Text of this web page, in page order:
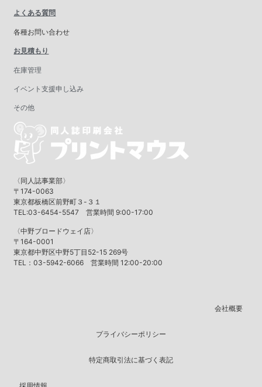
よくある質問
各種お問い合わせ
お見積もり
在庫管理
イベント支援申し込み
その他
〈同人誌事業部〉
〒174-0063
東京都板橋区前野町３-３１
TEL:03-6454-5547 営業時間 9:00-17:00
〈中野ブロードウェイ店〉
〒164-0001
東京都中野区中野5丁目52-15 269号
TEL：03-5942-6066 営業時間 12:00-20:00
会社概要
プライバシーポリシー
特定商取引法に基づく表記